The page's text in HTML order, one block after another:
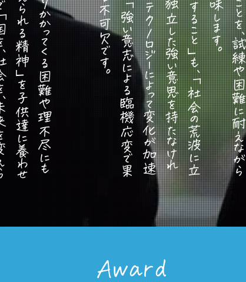
Award